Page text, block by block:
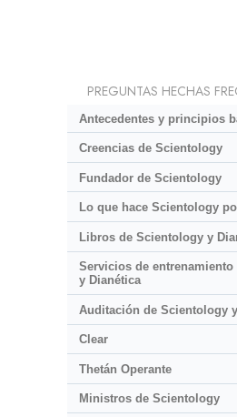
PREGUNTAS HECHAS
Antecedentes y principios
Creencias de Scientology
Fundador de Scientology
Lo que hace Scientology
Libros de Scientology y
Servicios de
y Dianética
Auditación de Scientology
Clear
Thetán Operante
Ministros de Scientology